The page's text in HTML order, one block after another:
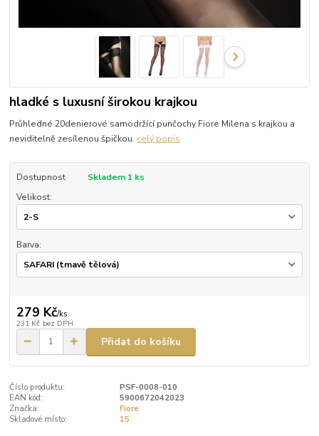
hladké s luxusní širokou krajkou
Průhledné 20denierové samodržící punčochy Fiore Milena s krajkou a
neviditelně zesílenou špičkou. celý popis
Dostupnost
Skladem 1 ks
Velikost:
Barva:
279 Kč/ks
231 Kč bez DPH
Přidat do košíku
Číslo produktu:
PSF-0008-010
EAN kód:
5900672042023
Značka:
Fiore
Skladové místo:
15